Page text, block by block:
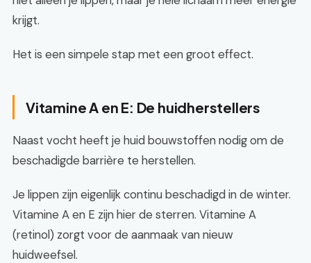
krijgt.
Het is een simpele stap met een groot effect.
Vitamine A en E: De huidherstellers
Naast vocht heeft je huid bouwstoffen nodig om de
beschadigde barrière te herstellen.
Je lippen zijn eigenlijk continu beschadigd in de winter.
Vitamine A en E zijn hier de sterren. Vitamine A
(retinol) zorgt voor de aanmaak van nieuw
huidweefsel.